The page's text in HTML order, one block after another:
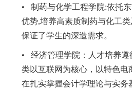
• 制药与化学工程学院:依托
优势,培养高素质制药与化工
保证了学生的深造需求。
•
经济管理学院：人才培养
类以互联网为核心，以特色
在扎实掌握会计学理论与实务